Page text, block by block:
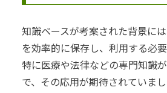
知識ベースが考案された背景に
を効率的に保存し、利用する必
特に医療や法律などの専門知識
で、その応用が期待されていまし